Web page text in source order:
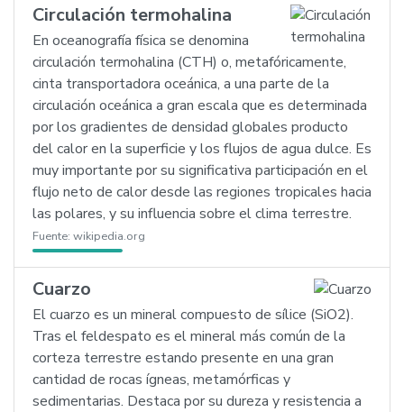
Circulación termohalina
En oceanografía física se denomina
circulación termohalina (CTH) o, metafóricamente,
cinta transportadora oceánica, a una parte de la
circulación oceánica a gran escala que es determinada
por los gradientes de densidad globales producto
del calor en la superficie y los flujos de agua dulce. Es
muy importante por su significativa participación en el
flujo neto de calor desde las regiones tropicales hacia
las polares, y su influencia sobre el clima terrestre.
Fuente: wikipedia.org
Cuarzo
El cuarzo es un mineral compuesto de sílice (SiO2).
Tras el feldespato es el mineral más común de la
corteza terrestre estando presente en una gran
cantidad de rocas ígneas, metamórficas y
sedimentarias. Destaca por su dureza y resistencia a